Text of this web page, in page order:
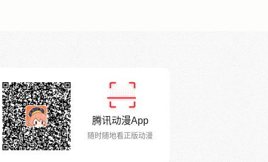
腾讯动漫App
随时随地看正版动漫